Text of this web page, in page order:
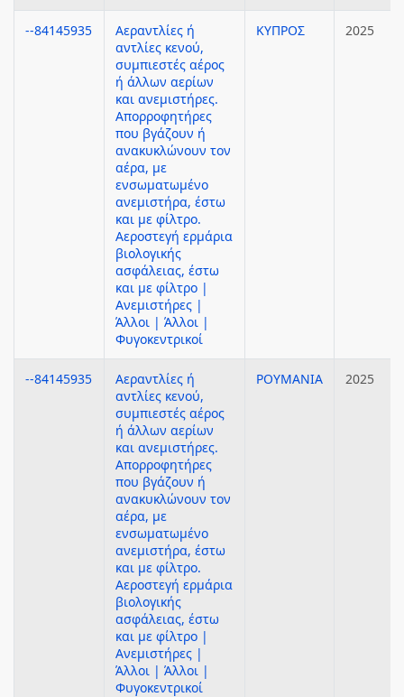
--84145935
Αεραντλίες ή
αντλίες κενού,
συμπιεστές αέρος
ή άλλων αερίων
και ανεμιστήρες.
Απορροφητήρες
που βγάζουν ή
ανακυκλώνουν τον
αέρα, με
ενσωματωμένο
ανεμιστήρα, έστω
και με φίλτρο.
Αεροστεγή ερμάρια
βιολογικής
ασφάλειας, έστω
και με φίλτρο |
Ανεμιστήρες |
Άλλοι | Άλλοι |
Φυγοκεντρικοί
ΚΥΠΡΟΣ 2025
--84145935
Αεραντλίες ή
αντλίες κενού,
συμπιεστές αέρος
ή άλλων αερίων
και ανεμιστήρες.
Απορροφητήρες
που βγάζουν ή
ανακυκλώνουν τον
αέρα, με
ενσωματωμένο
ανεμιστήρα, έστω
και με φίλτρο.
Αεροστεγή ερμάρια
βιολογικής
ασφάλειας, έστω
και με φίλτρο |
Ανεμιστήρες |
Άλλοι | Άλλοι |
Φυγοκεντρικοί
ΡΟΥΜΑΝΙΑ 2025